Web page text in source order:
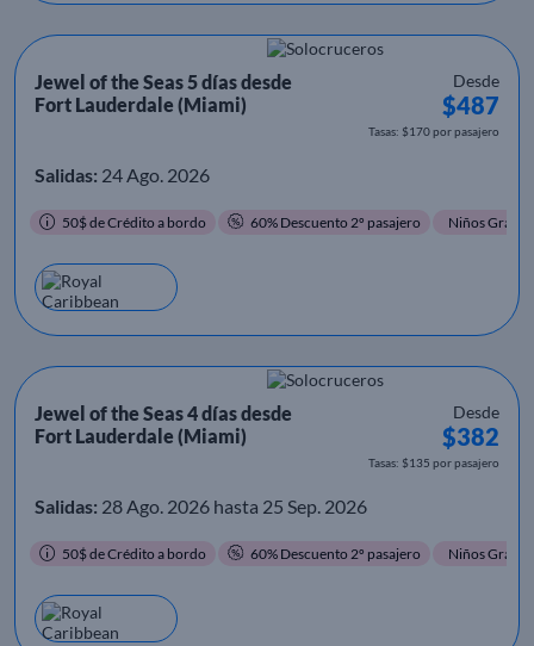
Jewel of the Seas 5 días desde
Fort Lauderdale (Miami)
Desde
$487
Tasas: $170 por pasajero
Salidas: 24 Ago. 2026
50$ de Crédito a bordo 60% Descuento 2º pasajero Niños Gratis
Jewel of the Seas 4 días desde
Fort Lauderdale (Miami)
Desde
$382
Tasas: $135 por pasajero
Salidas: 28 Ago. 2026 hasta 25 Sep. 2026
50$ de Crédito a bordo 60% Descuento 2º pasajero Niños Gratis